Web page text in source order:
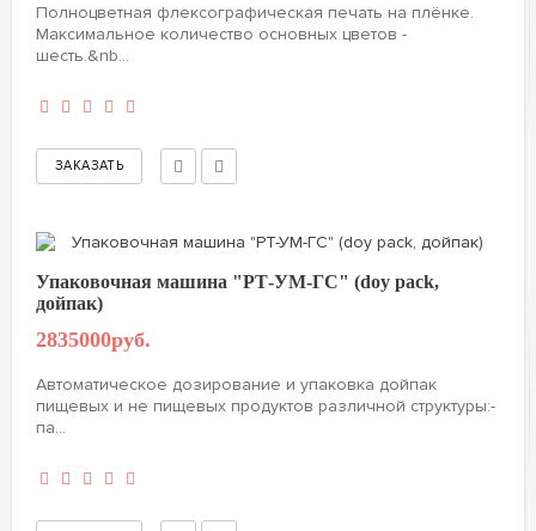
Полноцветная флексографическая печать на плёнке.
Максимальное количество основных цветов -
шесть.&nb...
Упаковочная машина "РТ-УМ-ГС" (doy pack,
дойпак)
2835000руб.
Автоматическое дозирование и упаковка дойпак
пищевых и не пищевых продуктов различной структуры:-
па...